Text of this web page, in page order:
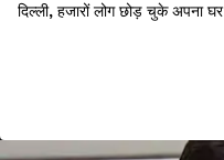
दिल्ली, हजारों लोग छोड़ चुके अपना घर